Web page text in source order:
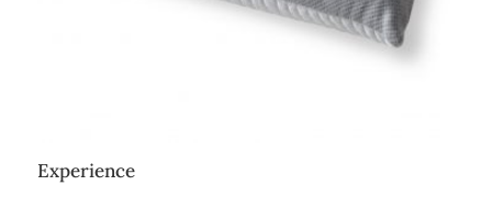
Experience